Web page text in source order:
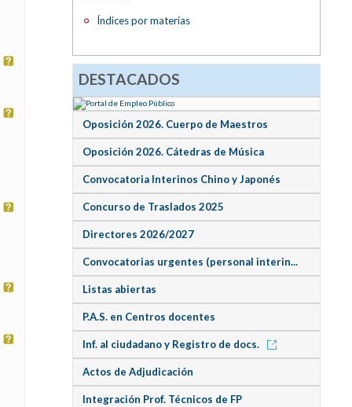
Índices por materias
DESTACADOS
Oposición 2026. Cuerpo de Maestros
Oposición 2026. Cátedras de Música
Convocatoria Interinos Chino y Japonés
Concurso de Traslados 2025
Directores 2026/2027
Convocatorias urgentes (personal interin...
Listas abiertas
P.A.S. en Centros docentes
Inf. al ciudadano y Registro de docs.
Actos de Adjudicación
Integración Prof. Técnicos de FP